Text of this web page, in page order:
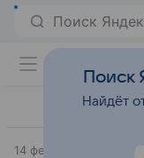
Поиск
14 февраля 2023
Поиск
Найдёт